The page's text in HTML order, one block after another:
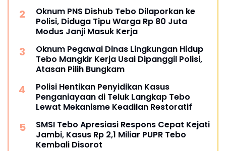
Oknum PNS Dishub Tebo Dilaporkan ke
Polisi, Diduga Tipu Warga Rp 80 Juta
Modus Janji Masuk Kerja
Oknum Pegawai Dinas Lingkungan Hidup
Tebo Mangkir Kerja Usai Dipanggil Polisi,
Atasan Pilih Bungkam
Polisi Hentikan Penyidikan Kasus
Penganiayaan di Teluk Langkap Tebo
Lewat Mekanisme Keadilan Restoratif
SMSI Tebo Apresiasi Respons Cepat Kejati
Jambi, Kasus Rp 2,1 Miliar PUPR Tebo
Kembali Disorot